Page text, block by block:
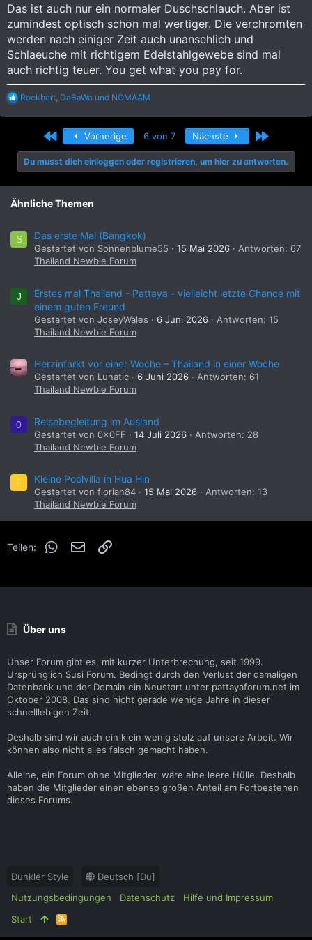
Die billigen für um die 10-25 Euro leckten minimal und waren
mir nicht wertig genug. Es ist auch unbedingt auf einen
vernünfigen Schlauch zu achten. Je nach montageart steht da
immer Druck drauf, so Art Gartenbilliggummischlauch kann das
nicht sooo lange mitmachen evtl..
Der Schlauch hier beigeliefert hat so ein Drahtgeflecht und
wirkt wesentlich vertrauenvoller im vergleich zu den billigen
Gummischläuchen.
Anhang anzeigen 2236305
Das ist auch nur ein normaler Duschschlauch. Aber ist
zumindest optisch schon mal wertiger. Die verchromten
werden nach einiger Zeit auch unansehlich und
Schlaeuche mit richtigem Edelstahlgewebe sind mal
auch richtig teuer. You get what you pay for.
R
a
i
o
n
e
:
Rockbert DaBaWa und NOMAAM
Erste Vorherige 6 von 7 Nächste Letzte
Du musst dich einloggen oder registrieren, um hier zu antworten.
Ähnliche Themen
S Das erste Mal (Bangkok)
Gestartet von Sonnenblume55 15 Mai 2026
Antworten: 67
Thailand Newbie Forum
J
Erstes mal Thailand - Pattaya - vielleicht letzte Chance mit
einem guten Freund
Gestartet von JoseyWales 6 Juni 2026
Antworten: 15
Thailand Newbie Forum
Herzinfarkt vor einer Woche – Thailand in einer Woche
Gestartet von Lunatic 6 Juni 2026
Antworten: 61
Thailand Newbie Forum
0 Reisebegleitung im Ausland
Gestartet von 0x0FF 14 Juli 2026
Antworten: 28
Thailand Newbie Forum
F Kleine Poolvilla in Hua Hin
Gestartet von florian84 15 Mai 2026
Antworten: 13
Thailand Newbie Forum
Teilen: WhatsApp
E-Mail
Über uns
Unser Forum gibt es, mit kurzer Unterbrechung, seit 1999.
Ursprünglich Susi Forum. Bedingt durch den Verlust der damaligen
Datenbank und der Domain ein Neustart unter pattayaforum.net im
Oktober 2008. Das sind nicht gerade wenige Jahre in dieser
schnelllebigen Zeit.
Deshalb sind wir auch ein klein wenig stolz auf unsere Arbeit. Wir
können also nicht alles falsch gemacht haben.
Alleine, ein Forum ohne Mitglieder, wäre eine leere Hülle. Deshalb
haben die Mitglieder einen ebenso großen Anteil am Fortbestehen
dieses Forums.
Dunkler Style
Deutsch [Du]
Nutzungsbedingungen
Datenschutz
Hilfe und Impressum
Start
R
S